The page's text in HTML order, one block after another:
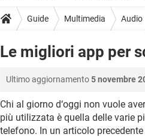
Guide Multimedia Audio
Le migliori app per
Ultimo aggiornamento5 novembre
Chi al giorno d‘oggi non vuole
più utilizzata è quella delle varie
telefono. In un articolo